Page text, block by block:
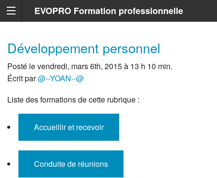
EVOPRO Formation professionnelle
Développement personnel
Posté le vendredi, mars 6th, 2015 à 13 h 10 min.
Écrit par@--YOAN--@
Liste des formations de cette rubrique :
Accueillir et recevoir
Conduite de réunions